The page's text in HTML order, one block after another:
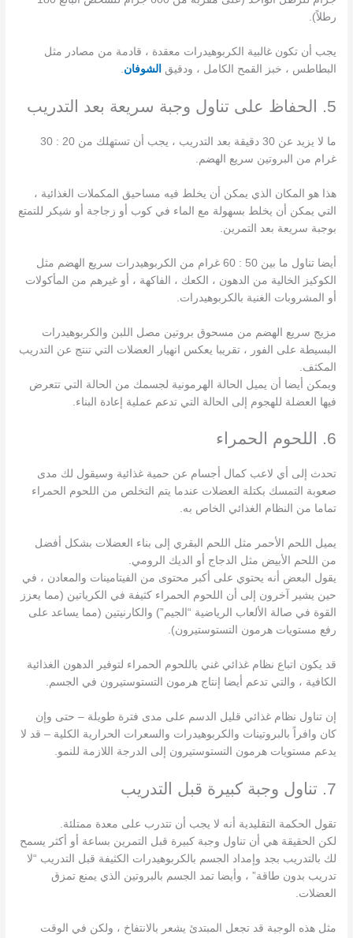
رطلاً).
يجب أن تكون غالبية الكربوهيدرات معقدة ، قادمة من مصادر مثل
البطاطس ، خبز القمح الكامل ، ودقيق الشوفان.
5. الحفاظ على تناول وجبة سريعة بعد التدريب
ما لا يزيد عن 30 دقيقة بعد التدريب ، يجب أن تستهلك من 20 : 30
غرام من البروتين سريع الهضم.
هذا هو المكان الذي يمكن أن يخلط فيه مساحيق المكملات الغذائية ،
التي يمكن أن يخلط بسهولة مع الماء في كوب أو زجاجة أو شيكر للتمتع
بوجبة سريعة بعد التمرين.
أيضا تناول ما بين 50 : 60 غرام من الكربوهيدرات سريع الهضم مثل
الكوكيز الخالية من الدهون ، الكعك ، الفاكهة ، أو غيرهم من المأكولات
أو المشروبات الغنية بالكربوهيدرات.
مزيج سريع الهضم من مسحوق بروتين مصل اللبن والكربوهيدرات
البسيطة على الفور ، تقريبا يعكس انهيار العضلات التي تنتج عن التدريب
المكثف.
ويمكن أيضا أن يميل الحالة الهرمونية لجسمك من الحالة التي تتعرض
فيها العضلة للهجوم إلى الحالة التي تدعم عملية إعادة البناء.
6. اللحوم الحمراء
تحدث إلى أي لاعب كمال أجسام عن حمية غذائية وسيقول لك مدى
صعوبة التمسك بكتلة العضلات عندما يتم التخلص من اللحوم الحمراء
تماما من النظام الغذائي الخاص به.
يميل اللحم الأحمر مثل اللحم البقري إلى بناء العضلات بشكل أفضل
من اللحم الأبيض مثل الدجاج أو الديك الرومي.
يقول البعض أنه يحتوي على أكبر محتوى من الفيتامينات والمعادن ، في
حين يشير آخرون إلى أن اللحوم الحمراء كثيفة في الكرياتين (مما يعزز
القوة في صالة الألعاب الرياضية “الجيم”) والكارنيتين (مما يساعد على
رفع مستويات هرمون التستوستيرون).
قد يكون اتباع نظام غذائي غني باللحوم الحمراء لتوفير الدهون الغذائية
الكافية ، والتي تدعم أيضا إنتاج هرمون التستوستيرون في الجسم.
إن تناول نظام غذائي قليل الدسم على مدى فترة طويلة – حتى وإن
كان وافراً بالبروتينات والكربوهيدرات والسعرات الحرارية الكلية – قد لا
يدعم مستويات هرمون التستوستيرون إلى الدرجة اللازمة للنمو.
7. تناول وجبة كبيرة قبل التدريب
تقول الحكمة التقليدية أنه لا يجب أن تتدرب على معدة ممتلئة.
لكن الحقيقة هي أن تناول وجبة كبيرة قبل التمرين بساعة أو أكثر يسمح
لك بالتدريب بجد وإمداد الجسم بالكربوهيدرات الكثيفة قبل التدريب “لا
تدريب بدون طاقة” ، وأيضا تمد الجسم بالبروتين الذي يمنع تمزق
العضلات.
مثل هذه الوجبة قد تجعل المبتدئ يشعر بالانتفاخ ، ولكن في الوقت